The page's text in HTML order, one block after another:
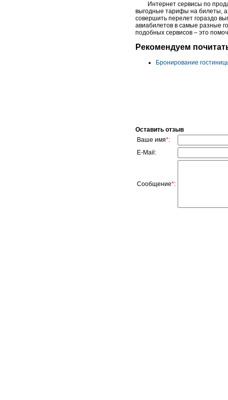
Интернет сервисы по
выгодные тарифы на билеты, а
совершить перелет гораздо
авиабилетов в самые разные
подобных сервисов – это
Рекомендуем
Бронирование
Оставить отзыв
Ваше имя*:
E-Mail:
Сообщение*: